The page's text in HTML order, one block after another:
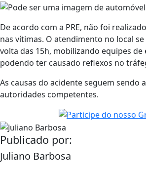
De acordo com a PRE, não foi
nas vítimas. O atendimento no local
volta das 15h, mobilizando equipes de
podendo ter causado reflexos no
As causas do acidente seguem sendo
autoridades competentes.
Publicado por:
Juliano Barbosa